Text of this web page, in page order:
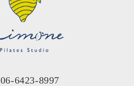
06-6423-8997